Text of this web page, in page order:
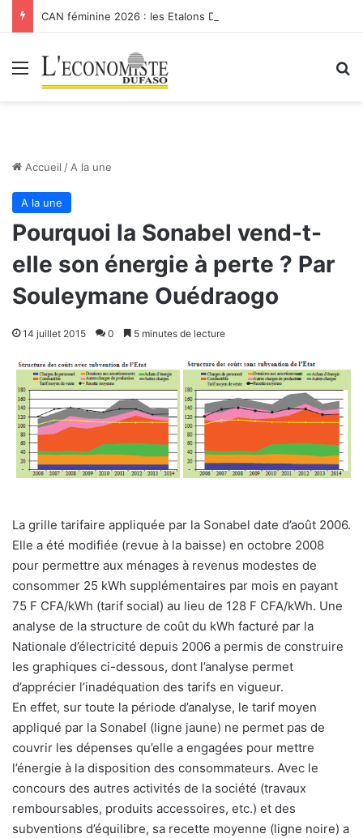
Menu
Accueil / A la une
A la une
Pourquoi la Sonabel vend-t-
elle son énergie à perte ? Par
Souleymane Ouédraogo
14 juillet 2015 0 5 minutes de lecture
La grille tarifaire appliquée par la Sonabel date d’août 2006.
Elle a été modifiée (revue à la baisse) en octobre 2008
pour permettre aux ménages à revenus modestes de
consommer 25 kWh supplémentaires par mois en payant
75 F CFA/kWh (tarif social) au lieu de 128 F CFA/kWh. Une
analyse de la structure de coût du kWh facturé par la
Nationale d’électricité depuis 2006 a permis de construire
les graphiques ci-dessous, dont l’analyse permet
d’apprécier l’inadéquation des tarifs en vigueur.
En effet, sur toute la période d’analyse, le tarif moyen
appliqué par la Sonabel (ligne jaune) ne permet pas de
couvrir les dépenses qu’elle a engagées pour mettre
l’énergie à la disposition des consommateurs. Avec le
concours des autres activités de la société (travaux
remboursables, produits accessoires, etc.) et des
subventions d’équilibre, sa recette moyenne (ligne noire) a